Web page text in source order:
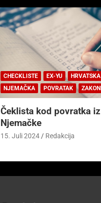
CHECKLISTE EX-YU
HRVATSKA
NJEMAČKA
POVRATAK ZAKONI
Čeklista kod povratka iz
Njemačke
15. Juli 2024 Redakcija